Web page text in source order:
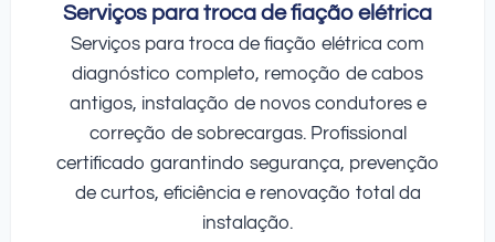
Serviços para troca de fiação elétrica
Serviços para troca de fiação elétrica com
diagnóstico completo, remoção de cabos
antigos, instalação de novos condutores e
correção de sobrecargas. Profissional
certificado garantindo segurança, prevenção
de curtos, eficiência e renovação total da
instalação.